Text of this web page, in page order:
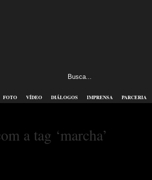
FOTO VÍDEO DIÁLOGOS IMPRENSA PARCERIA
a tag ‘marcha’